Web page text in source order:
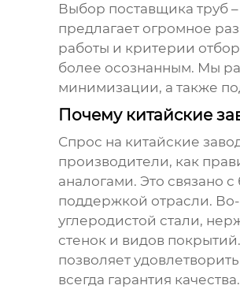
Выбор поставщика труб –
предлагает огромное
работы и критерии
более осознанным. Мы
минимизации, а также
Почему китайские
Спрос на китайские
производители, как
аналогами. Это связано
поддержкой отрасли.
углеродистой стали,
стенок и видов
позволяет
всегда гарантия